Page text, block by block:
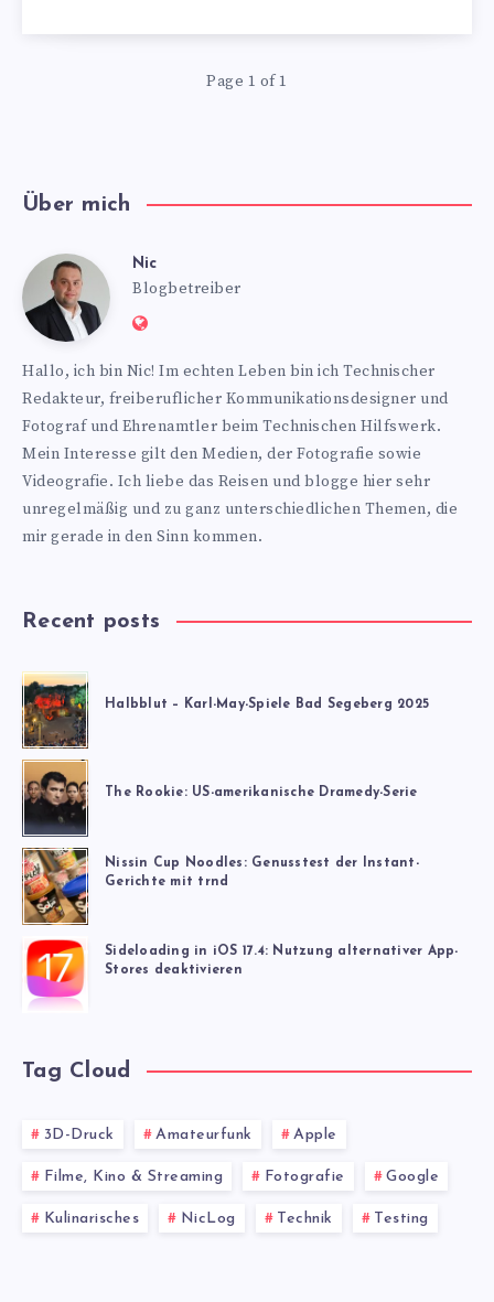
X
FUNKTION
Page 1 of 1
Über mich
Nic Nic
Blogbetreiber
Website:
Hallo, ich bin Nic! Im echten Leben bin ich Technischer
Redakteur, freiberuflicher Kommunikationsdesigner und
Fotograf und Ehrenamtler beim Technischen Hilfswerk.
Mein Interesse gilt den Medien, der Fotografie sowie
Videografie. Ich liebe das Reisen und blogge hier sehr
unregelmäßig und zu ganz unterschiedlichen Themen, die
mir gerade in den Sinn kommen.
Recent posts
Halbblut – Karl-May-Spiele Bad Segeberg 2025
The Rookie: US-amerikanische Dramedy-Serie
Nissin Cup Noodles: Genusstest der Instant-
Gerichte mit trnd
Sideloading in iOS 17.4: Nutzung alternativer App-
Stores deaktivieren
Tag Cloud
3D-Druck Amateurfunk Apple
Filme, Kino & Streaming Fotografie Google
Kulinarisches NicLog Technik Testing